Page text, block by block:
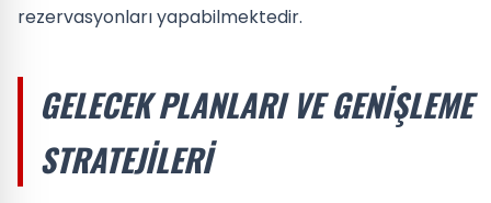
rezervasyonları yapabilmektedir.
GELECEK PLANLARI VE GENIŞLEME
STRATEJILERI